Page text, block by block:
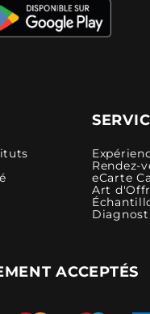
Rendez-
eCarte
Art
ACCEPTÉS